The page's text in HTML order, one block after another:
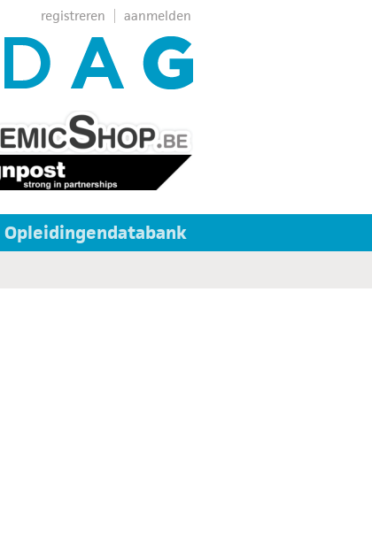
aanmelden
registreren
Opleidingendatabank